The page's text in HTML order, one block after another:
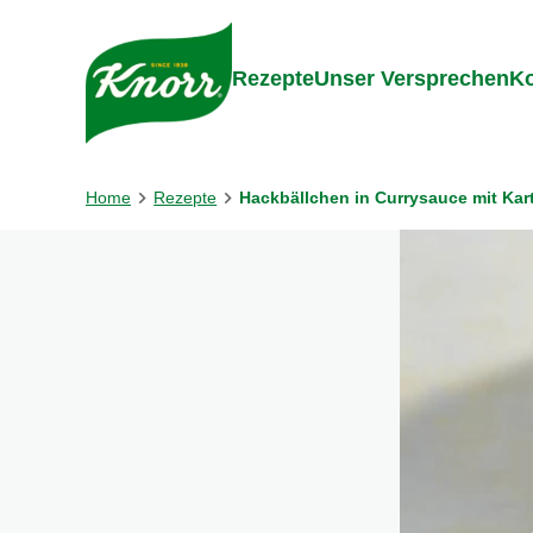
Gehe zu:
RezepteUnser Versprechen
Home Rezepte Hackbällchen in Currysauce mit